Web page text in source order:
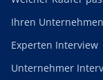
Ihren
Experten Interview
Unternehmer